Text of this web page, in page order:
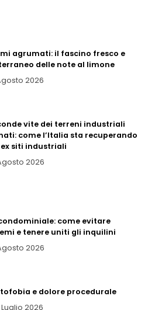
agrumati: il fascino fresco e
delle note al limone
2026
vite dei terreni industriali
come l’Italia sta recuperando
ex siti industriali
2026
come evitare
e tenere uniti gli inquilini
2026
e dolore procedurale
2026